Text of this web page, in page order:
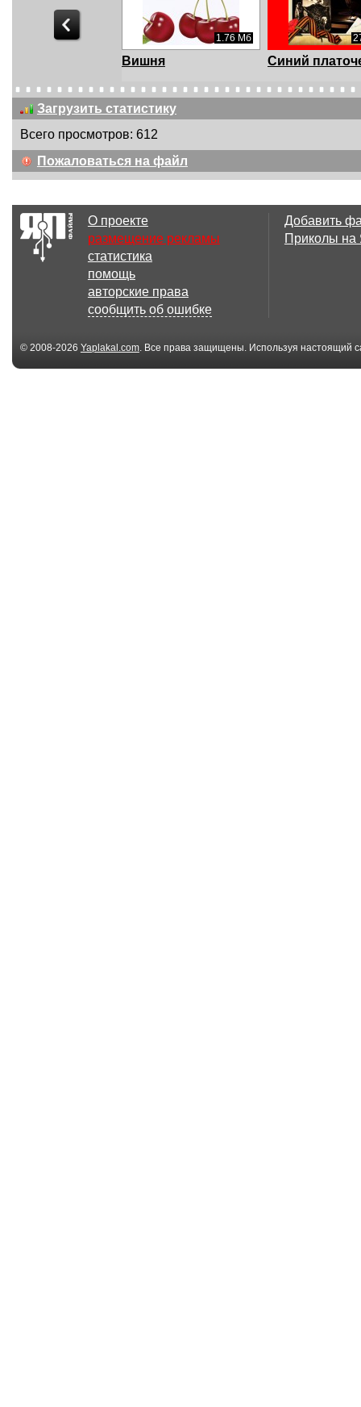
1.47 Мб 1.76 Мб
Вишня Синий
Загрузить статистику
Всего просмотров: 612
Пожаловаться на файл
О проекте
размещение рекламы
статистика
помощь
авторские права
сообщить об ошибке
Добавить
Приколы
© 2008-2026 Yaplakal.com. Все права защищены. Используя настоящий